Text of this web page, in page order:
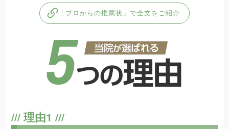
「プロからの推薦状」で全文をご紹介